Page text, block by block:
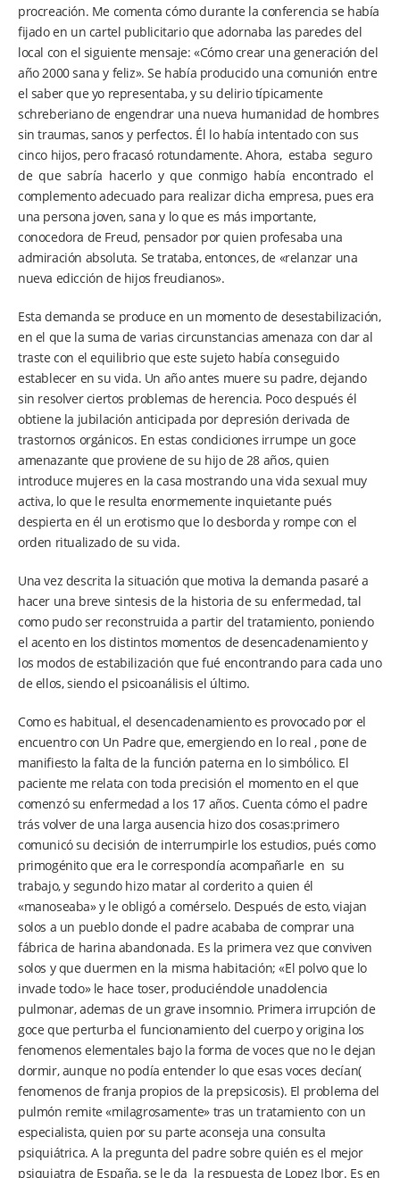
procreación. Me comenta cómo durante la conferencia se había
fijado en un cartel publicitario que adornaba las paredes del
local con el siguiente mensaje: «Cómo crear una generación del
año 2000 sana y feliz». Se había producido una comunión entre
el saber que yo representaba, y su delirio típicamente
schreberiano de engendrar una nueva humanidad de hombres
sin traumas, sanos y perfectos. Él lo había intentado con sus
cinco hijos, pero fracasó rotundamente. Ahora, estaba seguro
de que sabría hacerlo y que conmigo había encontrado el
complemento adecuado para realizar dicha empresa, pues era
una persona joven, sana y lo que es más importante,
conocedora de Freud, pensador por quien profesaba una
admiración absoluta. Se trataba, entonces, de «relanzar una
nueva edicción de hijos freudianos».
Esta demanda se produce en un momento de desestabilización,
en el que la suma de varias circunstancias amenaza con dar al
traste con el equilibrio que este sujeto había conseguido
establecer en su vida. Un año antes muere su padre, dejando
sin resolver ciertos problemas de herencia. Poco después él
obtiene la jubilación anticipada por depresión derivada de
trastornos orgánicos. En estas condiciones irrumpe un goce
amenazante que proviene de su hijo de 28 años, quien
introduce mujeres en la casa mostrando una vida sexual muy
activa, lo que le resulta enormemente inquietante pués
despierta en él un erotismo que lo desborda y rompe con el
orden ritualizado de su vida.
Una vez descrita la situación que motiva la demanda pasaré a
hacer una breve sintesis de la historia de su enfermedad, tal
como pudo ser reconstruida a partir del tratamiento, poniendo
el acento en los distintos momentos de desencadenamiento y
los modos de estabilización que fué encontrando para cada uno
de ellos, siendo el psicoanálisis el último.
Como es habitual, el desencadenamiento es provocado por el
encuentro con Un Padre que, emergiendo en lo real , pone de
manifiesto la falta de la función paterna en lo simbólico. El
paciente me relata con toda precisión el momento en el que
comenzó su enfermedad a los 17 años. Cuenta cómo el padre
trás volver de una larga ausencia hizo dos cosas:primero
comunicó su decisión de interrumpirle los estudios, pués como
primogénito que era le correspondía acompañarle en su
trabajo, y segundo hizo matar al corderito a quien él
«manoseaba» y le obligó a comérselo. Después de esto, viajan
solos a un pueblo donde el padre acababa de comprar una
fábrica de harina abandonada. Es la primera vez que conviven
solos y que duermen en la misma habitación; «El polvo que lo
invade todo» le hace toser, produciéndole unadolencia
pulmonar, ademas de un grave insomnio. Primera irrupción de
goce que perturba el funcionamiento del cuerpo y origina los
fenomenos elementales bajo la forma de voces que no le dejan
dormir, aunque no podía entender lo que esas voces decían(
fenomenos de franja propios de la prepsicosis). El problema del
pulmón remite «milagrosamente» tras un tratamiento con un
especialista, quien por su parte aconseja una consulta
psiquiátrica. A la pregunta del padre sobre quién es el mejor
psiquiatra de España, se le da la respuesta de Lopez Ibor. Es en